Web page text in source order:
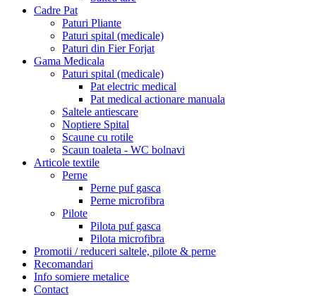
Cadre Pat
Paturi Pliante
Paturi spital (medicale)
Paturi din Fier Forjat
Gama Medicala
Paturi spital (medicale)
Pat electric medical
Pat medical actionare manuala
Saltele antiescare
Noptiere Spital
Scaune cu rotile
Scaun toaleta - WC bolnavi
Articole textile
Perne
Perne puf gasca
Perne microfibra
Pilote
Pilota puf gasca
Pilota microfibra
Promotii / reduceri saltele, pilote & perne
Recomandari
Info somiere metalice
Contact